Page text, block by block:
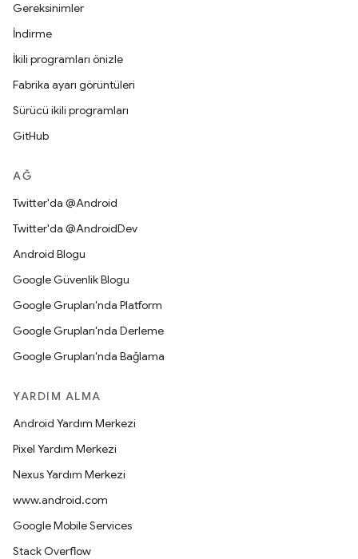
Gereksinimler
İndirme
İkili programları önizle
Fabrika ayarı görüntüleri
Sürücü ikili programları
GitHub
AĞ
Twitter'da @Android
Twitter'da @AndroidDev
Android Blogu
Google Güvenlik Blogu
Google Grupları'nda Platform
Google Grupları'nda Derleme
Google Grupları'nda Bağlama
YARDIM ALMA
Android Yardım Merkezi
Pixel Yardım Merkezi
Nexus Yardım Merkezi
www.android.com
Google Mobile Services
Stack Overflow